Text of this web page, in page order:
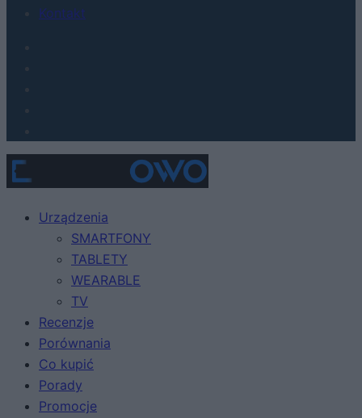
Kontakt
Urządzenia
SMARTFONY
TABLETY
WEARABLE
TV
Recenzje
Porównania
Co kupić
Porady
Promocje